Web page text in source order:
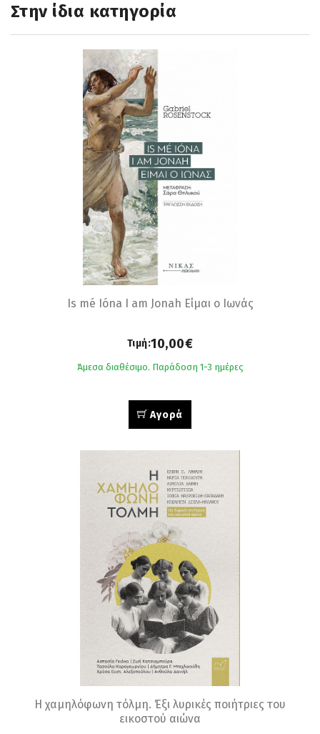
Στην ίδια κατηγορία
Is mé Ióna Ι am Jonah Είμαι ο Ιωνάς
Τιμή:10,00€
Άμεσα διαθέσιμο. Παράδοση 1-3 ημέρες
Αγορά
Η χαμηλόφωνη τόλμη. Έξι λυρικές ποιήτριες του
εικοστού αιώνα